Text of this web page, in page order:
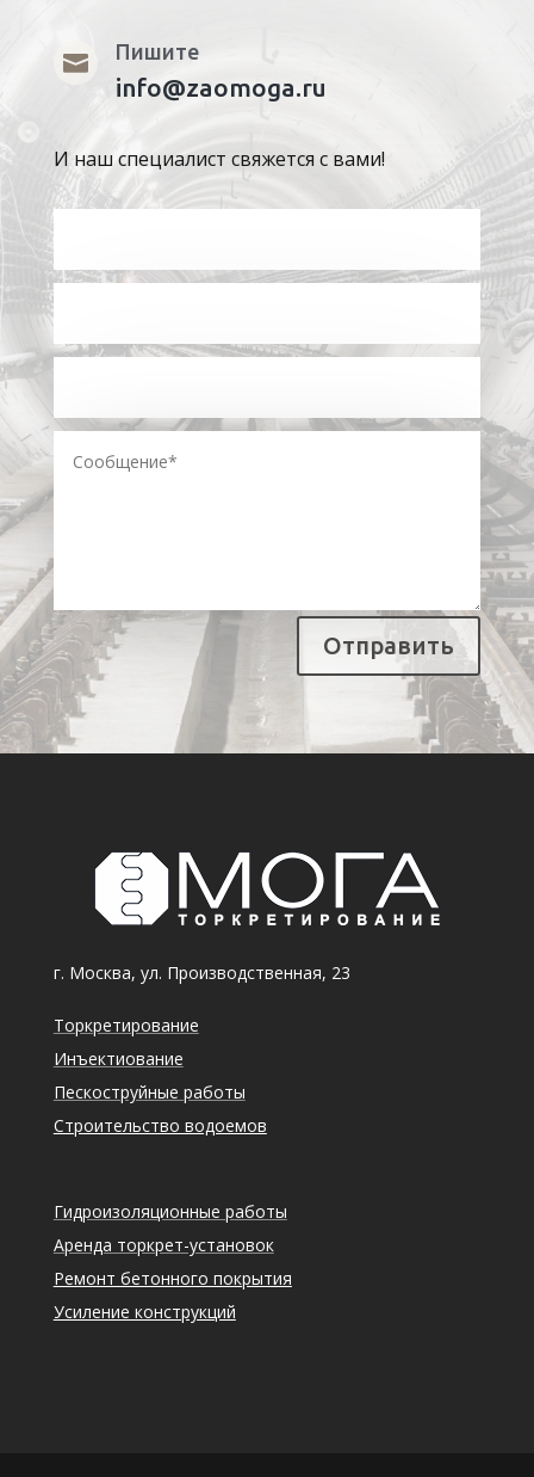
 Пишите
info@zaomoga.ru
И наш специалист свяжется с вами!
Отправить
г. Москва, ул. Производственная, 23
Торкретирование
Инъектиование
Пескоструйные работы
Строительство водоемов
Гидроизоляционные работы
Аренда торкрет-установок
Ремонт бетонного покрытия
Усиление конструкций